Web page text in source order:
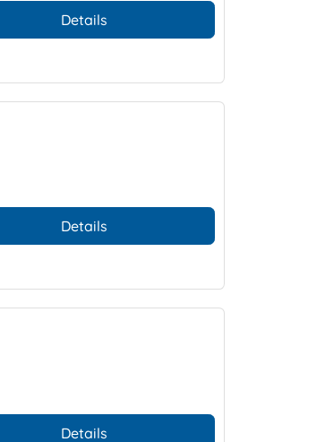
Details
Details
Details